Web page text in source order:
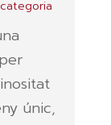
únic,